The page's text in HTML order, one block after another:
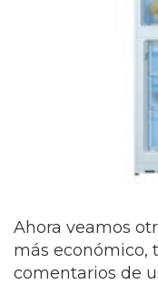
Ahora veamos
más económico,
comentarios de